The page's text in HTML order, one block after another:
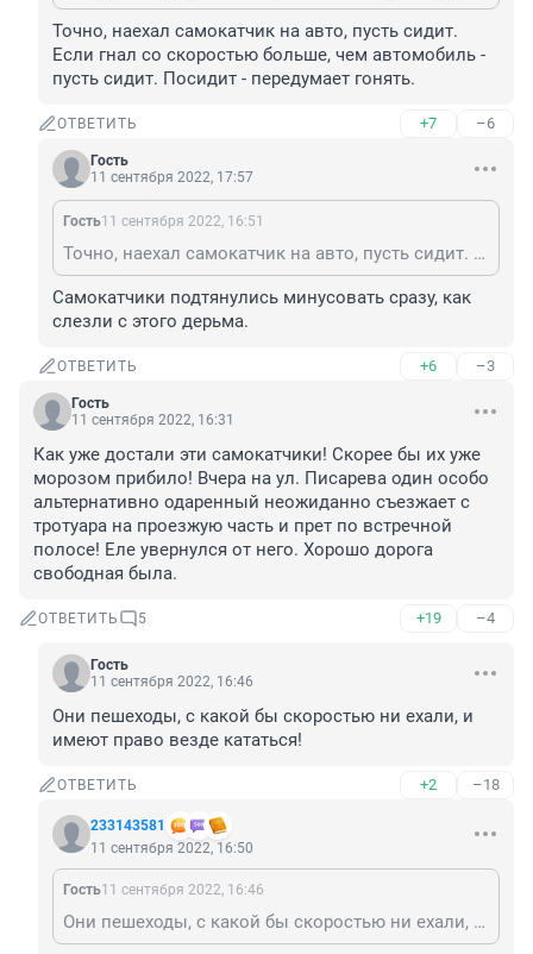
Точно, наехал самокатчик на авто, пусть сидит.
Если гнал со скоростью больше, чем автомобиль -
пусть сидит. Посидит - передумает гонять.
ОТВЕТИТЬ +7 –6
Гость
11 сентября 2022, 17:57
Гость11 сентября 2022, 16:51
Точно, наехал самокатчик на авто, пусть сидит. Если гнал со скоростью больше, чем автомобиль - пусть сидит. Посидит - передумает гонять.
Самокатчики подтянулись минусовать сразу, как
слезли с этого дерьма.
ОТВЕТИТЬ +6 –3
Гость
11 сентября 2022, 16:31
Как уже достали эти самокатчики! Скорее бы их уже
морозом прибило! Вчера на ул. Писарева один особо
альтернативно одаренный неожиданно съезжает с
тротуара на проезжую часть и прет по встречной
полосе! Еле увернулся от него. Хорошо дорога
свободная была.
ОТВЕТИТЬ 5 +19 –4
Гость
11 сентября 2022, 16:46
Они пешеходы, с какой бы скоростью ни ехали, и
имеют право везде кататься!
ОТВЕТИТЬ +2 –18
233143581
11 сентября 2022, 16:50
Гость11 сентября 2022, 16:46
Они пешеходы, с какой бы скоростью ни ехали, и имеют право везде кататься!